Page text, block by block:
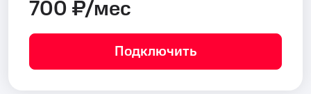
700 ₽/мес
Подключить